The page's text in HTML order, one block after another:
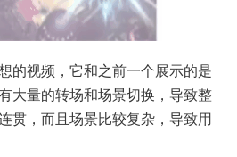
的视频，它和之前一个展示的是
大量的转场和场景切换，导致整
贯，而且场景比较复杂，导致用